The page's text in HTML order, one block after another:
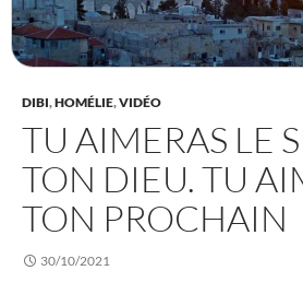
DIBI,HOMÉLIE,VIDÉO
TU AIMERAS LE
TON DIEU. TU
TON PROCHAIN
30/10/2021